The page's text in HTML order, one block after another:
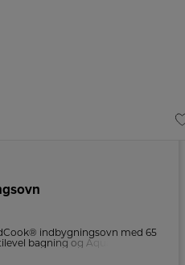
indbygningsovn med 65
bagning og AquaClean